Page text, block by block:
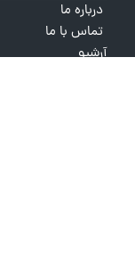
درباره ما
تماس با ما
آرشیو